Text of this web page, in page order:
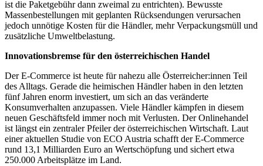
ist die Paketgebühr dann zweimal zu entrichten). Bewusste
Massenbestellungen mit geplanten Rücksendungen verursachen
jedoch unnötige Kosten für die Händler, mehr Verpackungsmüll und
zusätzliche Umweltbelastung.
Innovationsbremse für den österreichischen Handel
Der E-Commerce ist heute für nahezu alle Österreicher:innen Teil
des Alltags. Gerade die heimischen Händler haben in den letzten
fünf Jahren enorm investiert, um sich an das veränderte
Konsumverhalten anzupassen. Viele Händler kämpfen in diesem
neuen Geschäftsfeld immer noch mit Verlusten. Der Onlinehandel
ist längst ein zentraler Pfeiler der österreichischen Wirtschaft. Laut
einer aktuellen Studie von ECO Austria schafft der E-Commerce
rund 13,1 Milliarden Euro an Wertschöpfung und sichert etwa
250.000 Arbeitsplätze im Land.